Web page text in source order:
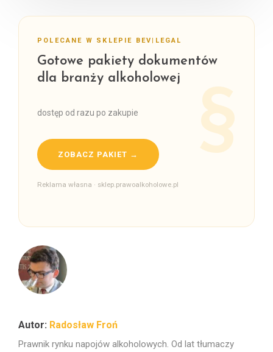
POLECANE W SKLEPIE BEV|LEGAL
Gotowe pakiety dokumentów
dla branży alkoholowej
dostęp od razu po zakupie
ZOBACZ PAKIET →
Reklama własna · sklep.prawoalkoholowe.pl
Radosław Froń
Prawnik rynku napojów alkoholowych. Od lat tłumaczy